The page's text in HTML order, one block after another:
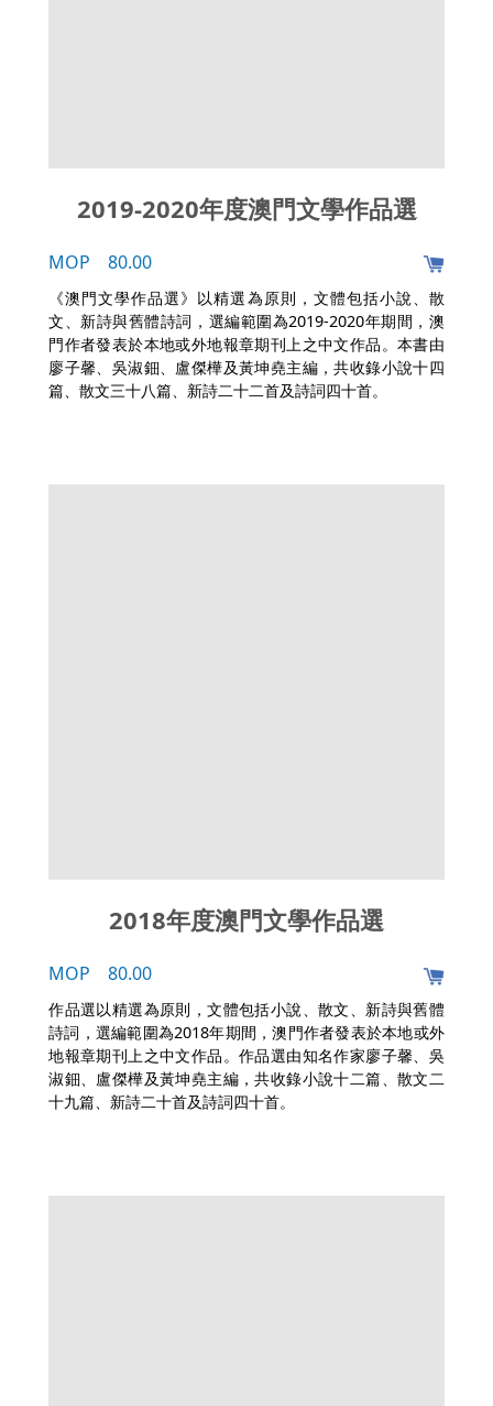
2019-2020年度澳門文學作品選
MOP 80.00
《澳門文學作品選》以精選為原則，文體包括小說、散
文、新詩與舊體詩詞，選編範圍為2019-2020年期間，澳
門作者發表於本地或外地報章期刊上之中文作品。本書由
廖子馨、吳淑鈿、盧傑樺及黃坤堯主編，共收錄小說十四
篇、散文三十八篇、新詩二十二首及詩詞四十首。
2018年度澳門文學作品選
MOP 80.00
作品選以精選為原則，文體包括小說、散文、新詩與舊體
詩詞，選編範圍為2018年期間，澳門作者發表於本地或外
地報章期刊上之中文作品。作品選由知名作家廖子馨、吳
淑鈿、盧傑樺及黃坤堯主編，共收錄小說十二篇、散文二
十九篇、新詩二十首及詩詞四十首。